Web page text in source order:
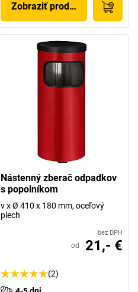
Zobraziť produkt
Nástenný zberač odpadkov
s popolníkom
v x Ø 410 x 180 mm, oceľový
plech
bez DPH
od 21,- €
(2)